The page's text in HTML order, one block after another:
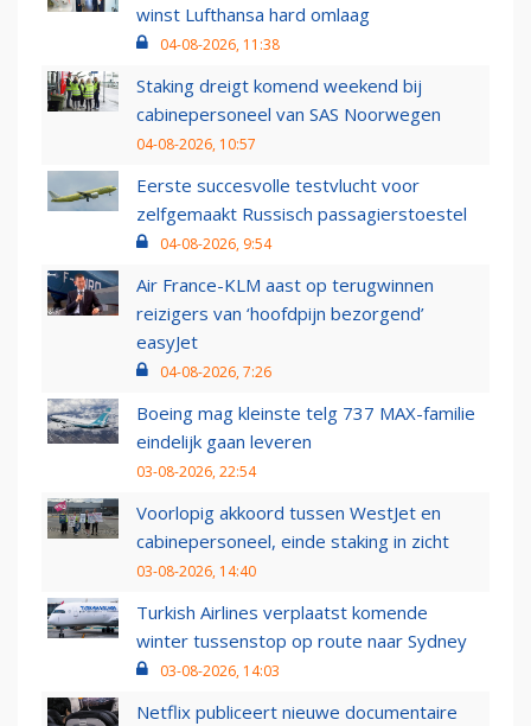
winst Lufthansa hard omlaag
04-08-2026, 11:38
Staking dreigt komend weekend bij
cabinepersoneel van SAS Noorwegen
04-08-2026, 10:57
Eerste succesvolle testvlucht voor
zelfgemaakt Russisch passagierstoestel
04-08-2026, 9:54
Air France-KLM aast op terugwinnen
reizigers van ‘hoofdpijn bezorgend’
easyJet
04-08-2026, 7:26
Boeing mag kleinste telg 737 MAX-familie
eindelijk gaan leveren
03-08-2026, 22:54
Voorlopig akkoord tussen WestJet en
cabinepersoneel, einde staking in zicht
03-08-2026, 14:40
Turkish Airlines verplaatst komende
winter tussenstop op route naar Sydney
03-08-2026, 14:03
Netflix publiceert nieuwe documentaire